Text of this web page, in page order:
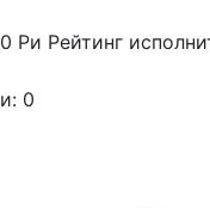
0 Ри Рейтинг
0